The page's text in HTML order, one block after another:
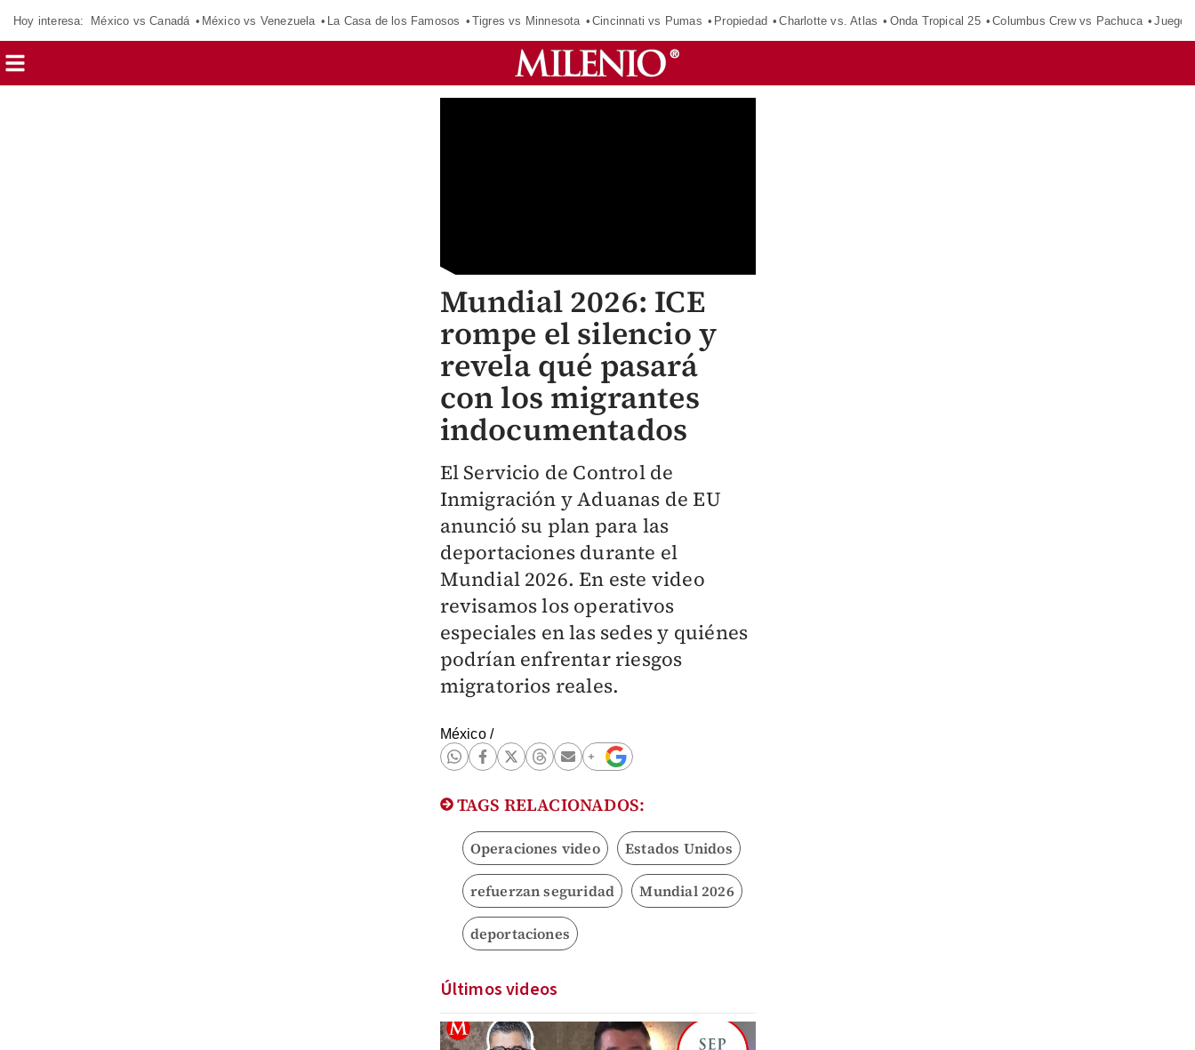
Hoy interesa: México vs Canadá México vs Venezuela La Casa de los Famosos Tigres vs Minnesota Cincinnati vs Pumas Propiedad Charlotte vs. Atlas Onda Tropical 25 Columbus Crew vs Pachuca
Mundial 2026: ICE
rompe el silencio y
revela qué pasará
con los migrantes
indocumentados
El Servicio de Control de
Inmigración y Aduanas de EU
anunció su plan para las
deportaciones durante el
Mundial 2026. En este video
revisamos los operativos
especiales en las sedes y quiénes
podrían enfrentar riesgos
migratorios reales.
México/
TAGS RELACIONADOS:
Operaciones video Estados Unidos
refuerzan seguridad Mundial 2026
deportaciones
Últimos videos